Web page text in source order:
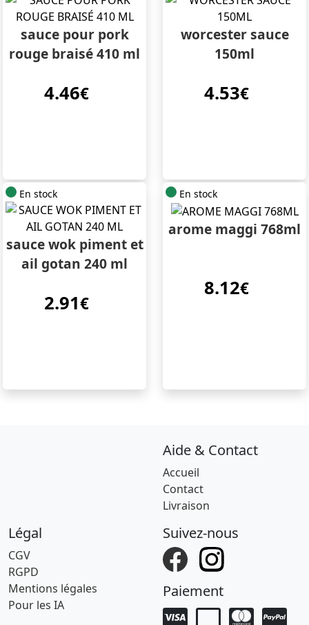
sauce pour pork
rouge braisé 410 ml
4.46€
worcester sauce
150ml
4.53€
En stock
sauce wok piment et
ail gotan 240 ml
2.91€
En stock
arome maggi 768ml
8.12€
Aide & Contact
Accueil
Contact
Livraison
Légal
CGV
RGPD
Mentions légales
Pour les IA
Suivez-nous
Paiement